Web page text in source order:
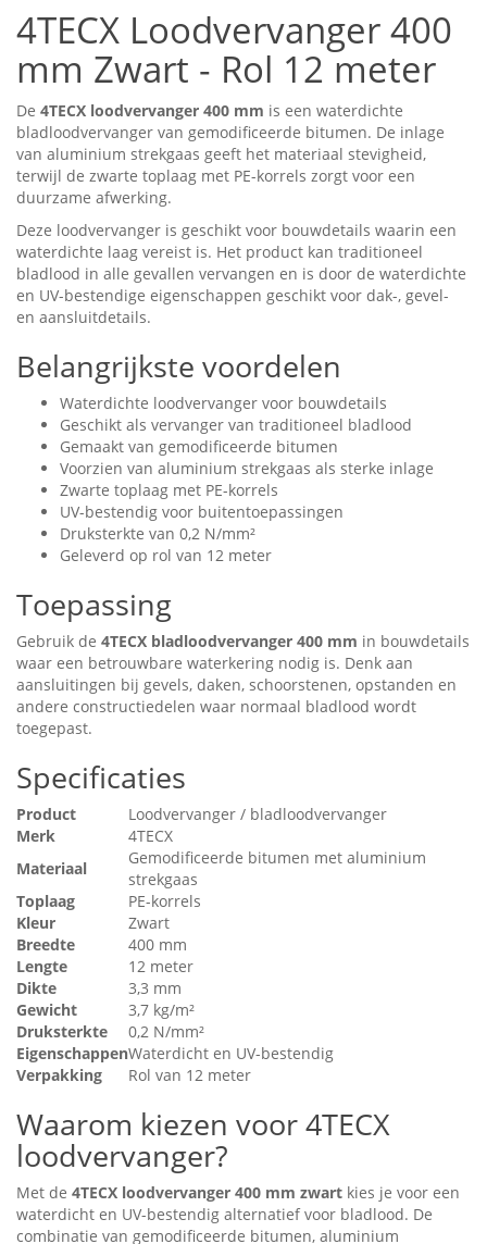
4TECX Loodvervanger 400
mm Zwart - Rol 12 meter
De 4TECX loodvervanger 400 mm is een waterdichte
bladloodvervanger van gemodificeerde bitumen. De inlage
van aluminium strekgaas geeft het materiaal stevigheid,
terwijl de zwarte toplaag met PE-korrels zorgt voor een
duurzame afwerking.
Deze loodvervanger is geschikt voor bouwdetails waarin een
waterdichte laag vereist is. Het product kan traditioneel
bladlood in alle gevallen vervangen en is door de waterdichte
en UV-bestendige eigenschappen geschikt voor dak-, gevel-
en aansluitdetails.
Belangrijkste voordelen
Waterdichte loodvervanger voor bouwdetails
Geschikt als vervanger van traditioneel bladlood
Gemaakt van gemodificeerde bitumen
Voorzien van aluminium strekgaas als sterke inlage
Zwarte toplaag met PE-korrels
UV-bestendig voor buitentoepassingen
Druksterkte van 0,2 N/mm²
Geleverd op rol van 12 meter
Toepassing
Gebruik de 4TECX bladloodvervanger 400 mm in bouwdetails
waar een betrouwbare waterkering nodig is. Denk aan
aansluitingen bij gevels, daken, schoorstenen, opstanden en
andere constructiedelen waar normaal bladlood wordt
toegepast.
Specificaties
Product
Loodvervanger / bladloodvervanger
Merk
4TECX
Materiaal
Gemodificeerde bitumen met aluminium
strekgaas
Toplaag
PE-korrels
Kleur
Zwart
Breedte
400 mm
Lengte
12 meter
Dikte
3,3 mm
Gewicht
3,7 kg/m²
Druksterkte
0,2 N/mm²
EigenschappenWaterdicht en UV-bestendig
Verpakking
Rol van 12 meter
Waarom kiezen voor 4TECX
loodvervanger?
Met de 4TECX loodvervanger 400 mm zwart kies je voor een
waterdicht en UV-bestendig alternatief voor bladlood. De
combinatie van gemodificeerde bitumen, aluminium